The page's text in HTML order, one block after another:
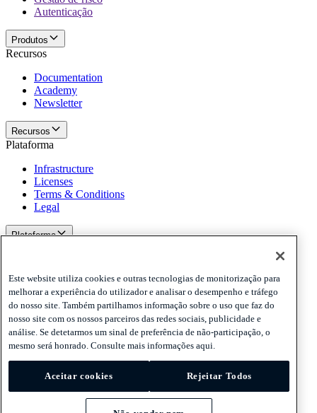
Autenticação
Produtos
Recursos
Documentation
Academy
Newsletter
Recursos
Plataforma
Infrastructure
Licenses
Terms & Conditions
Legal
Plataforma
Privacy
Cookies
Disclaimer
Políticas e aviso de isenção de responsabilidade
Assine nossa newsletter Assine nossa newsletter
Assine nossa
newsletter
Privacy
Cookies
Este website utiliza cookies e outras tecnologias de monitorização para
melhorar a experiência do utilizador e analisar o desempenho e tráfego
do nosso site. Também partilhamos informação sobre o uso que faz do
nosso site com os nossos parceiros das redes sociais, publicidade e
análise. Se detetarmos um sinal de preferência de não-participação, o
mesmo será honrado. Consulte mais informações aqui.
Aceitar cookies Rejeitar Todos